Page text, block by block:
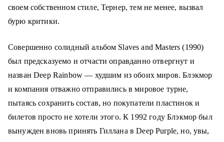
своем собственном стиле, Тернер, тем не менее, вызвал
бурю критики.
Совершенно солидный альбом Slaves and Masters (1990)
был предсказуемо и отчасти оправданно отвергнут и
назван Deep Rainbow — худшим из обоих миров. Блэкмор
и компания отважно отправились в мировое турне,
пытаясь сохранить состав, но покупатели пластинок и
билетов просто не хотели этого. К 1992 году Блэкмор был
вынужден вновь принять Гиллана в Deep Purple, но, увы,